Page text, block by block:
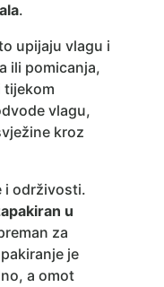
.
upijaju vlagu i
ili pomicanja,
tijekom
vlagu,
kroz
i održivosti.
u
za
je
a omot